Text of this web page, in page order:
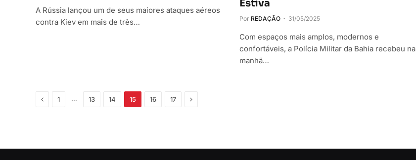
A Rússia lançou um de seus maiores ataques aéreos
contra Kiev em mais de três…
Estiva
Por REDAÇÃO 31/05/2025
Com espaços mais amplos, modernos e
confortáveis, a Polícia Militar da Bahia recebeu na
manhã…
Anterior
1 … 13 14 15 16 17 Próximo